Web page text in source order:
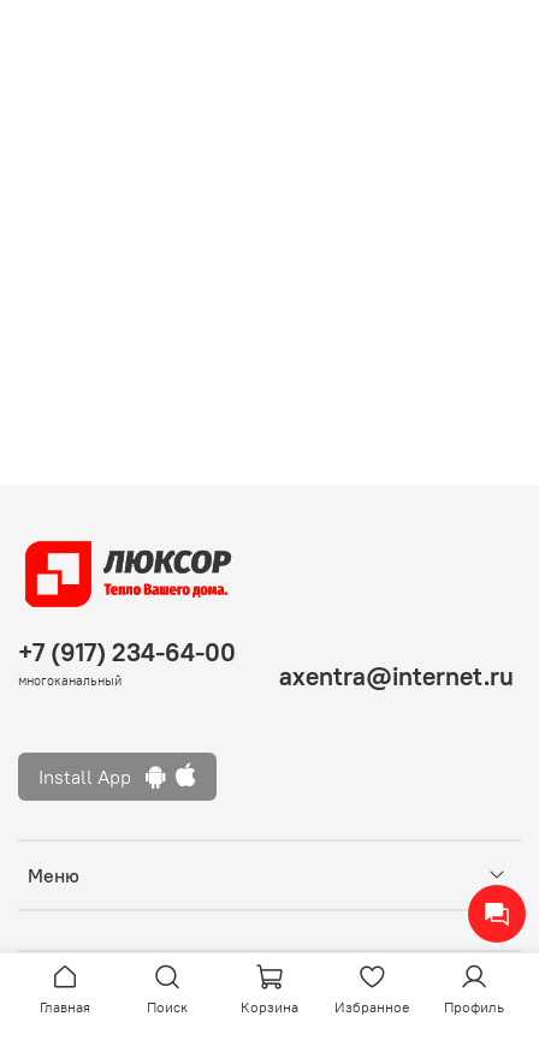
устанавливается с внутренней стороны
утеплителя в конструкциях утепленной
кровли и стен. Укладывается с плотным
шероховатой стороной внутрь помещения
укладывается на обрешетку или настил из
досок гладкой стороной наружу
Меню
Install App
+7 (917) 234-64-00
многоканальный axentra@internet.ru
Главная Поиск Корзина Избранное Профиль